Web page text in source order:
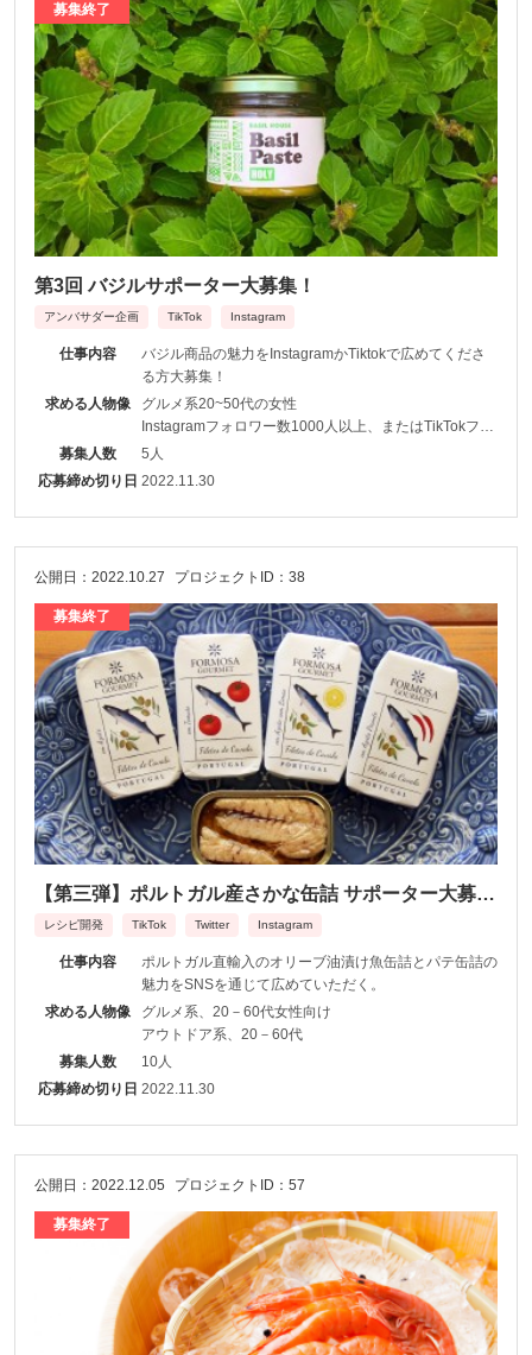
募集終了
第3回 バジルサポーター大募集！
アンバサダー企画 TikTok Instagram
仕事内容
バジル商品の魅力をInstagramかTiktokで広めてくださ
る方大募集！
求める人物像
グルメ系20~50代の女性
Instagramフォロワー数1000人以上、またはTikTokフォ
ロワー数1000人以上
募集人数
5人
応募締め切り日 2022.11.30
公開日：2022.10.27 プロジェクトID：38
募集終了
【第三弾】ポルトガル産さかな缶詰 サポーター大募
集！
レシピ開発 TikTok Twitter Instagram
仕事内容
ポルトガル直輸入のオリーブ油漬け魚缶詰とパテ缶詰の
魅力をSNSを通じて広めていただく。
求める人物像
グルメ系、20－60代女性向け
アウトドア系、20－60代
募集人数
10人
応募締め切り日 2022.11.30
公開日：2022.12.05 プロジェクトID：57
募集終了